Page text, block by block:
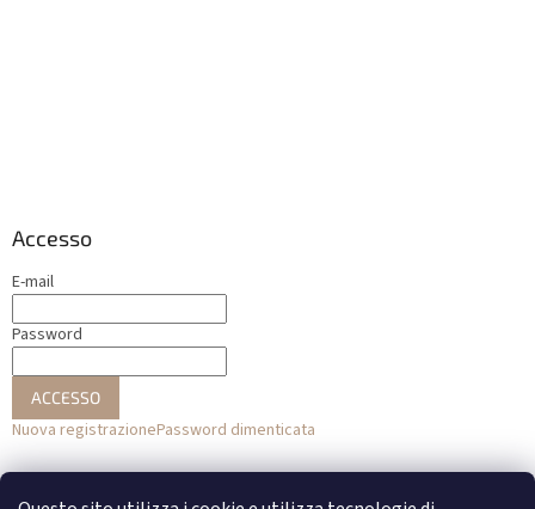
Accesso
E-mail
Password
ACCESSO
Nuova registrazionePassword dimenticata
o